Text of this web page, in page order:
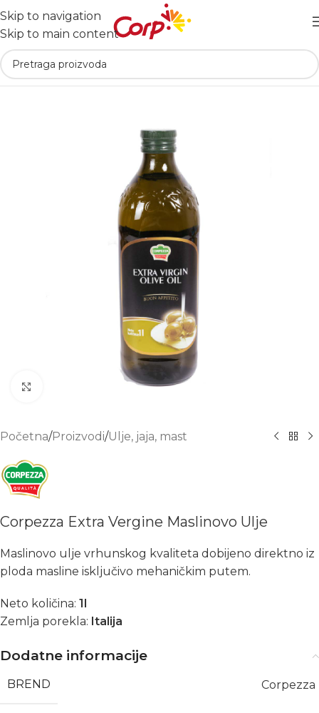
Skip to navigation
Skip to main content
Početna/Proizvodi/Ulje, jaja, mast
Corpezza Extra Vergine Maslinovo Ulje
Maslinovo ulje vrhunskog kvaliteta dobijeno direktno iz
ploda masline isključivo mehaničkim putem.
Neto količina: 1l
Zemlja porekla: Italija
Dodatne informacije
BREND Corpezza